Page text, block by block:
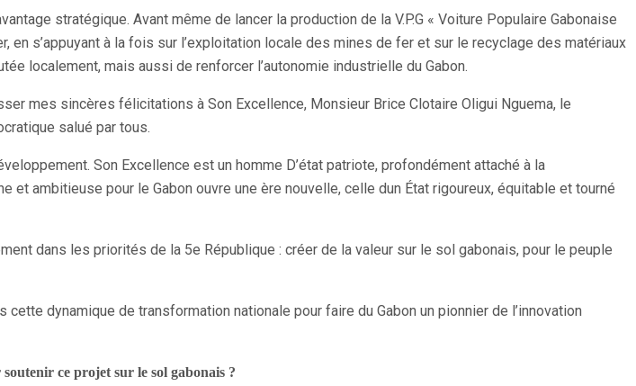
stratégique. Avant même de lancer la production de la V.P.G « Voiture Populaire Gabonaise
s’appuyant à la fois sur l’exploitation locale des mines de fer et sur le recyclage des matériaux
localement, mais aussi de renforcer l’autonomie industrielle du Gabon.
mes sincères félicitations à Son Excellence, Monsieur Brice Clotaire Oligui Nguema, le
salué par tous.
Son Excellence est un homme D’état patriote, profondément attaché à la
ambitieuse pour le Gabon ouvre une ère nouvelle, celle dun État rigoureux, équitable et tourné
dans les priorités de la 5e République : créer de la valeur sur le sol gabonais, pour le peuple
dynamique de transformation nationale pour faire du Gabon un pionnier de l’innovation
ce projet sur le sol gabonais ?